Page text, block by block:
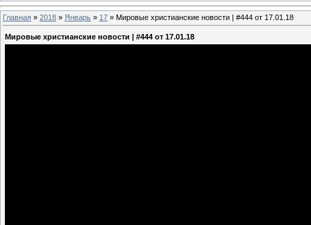
Главная » 2018 » Январь » 17 » Мировые христианские новости | #444 от 17.01.18
Мировые христианские новости | #444 от 17.01.18